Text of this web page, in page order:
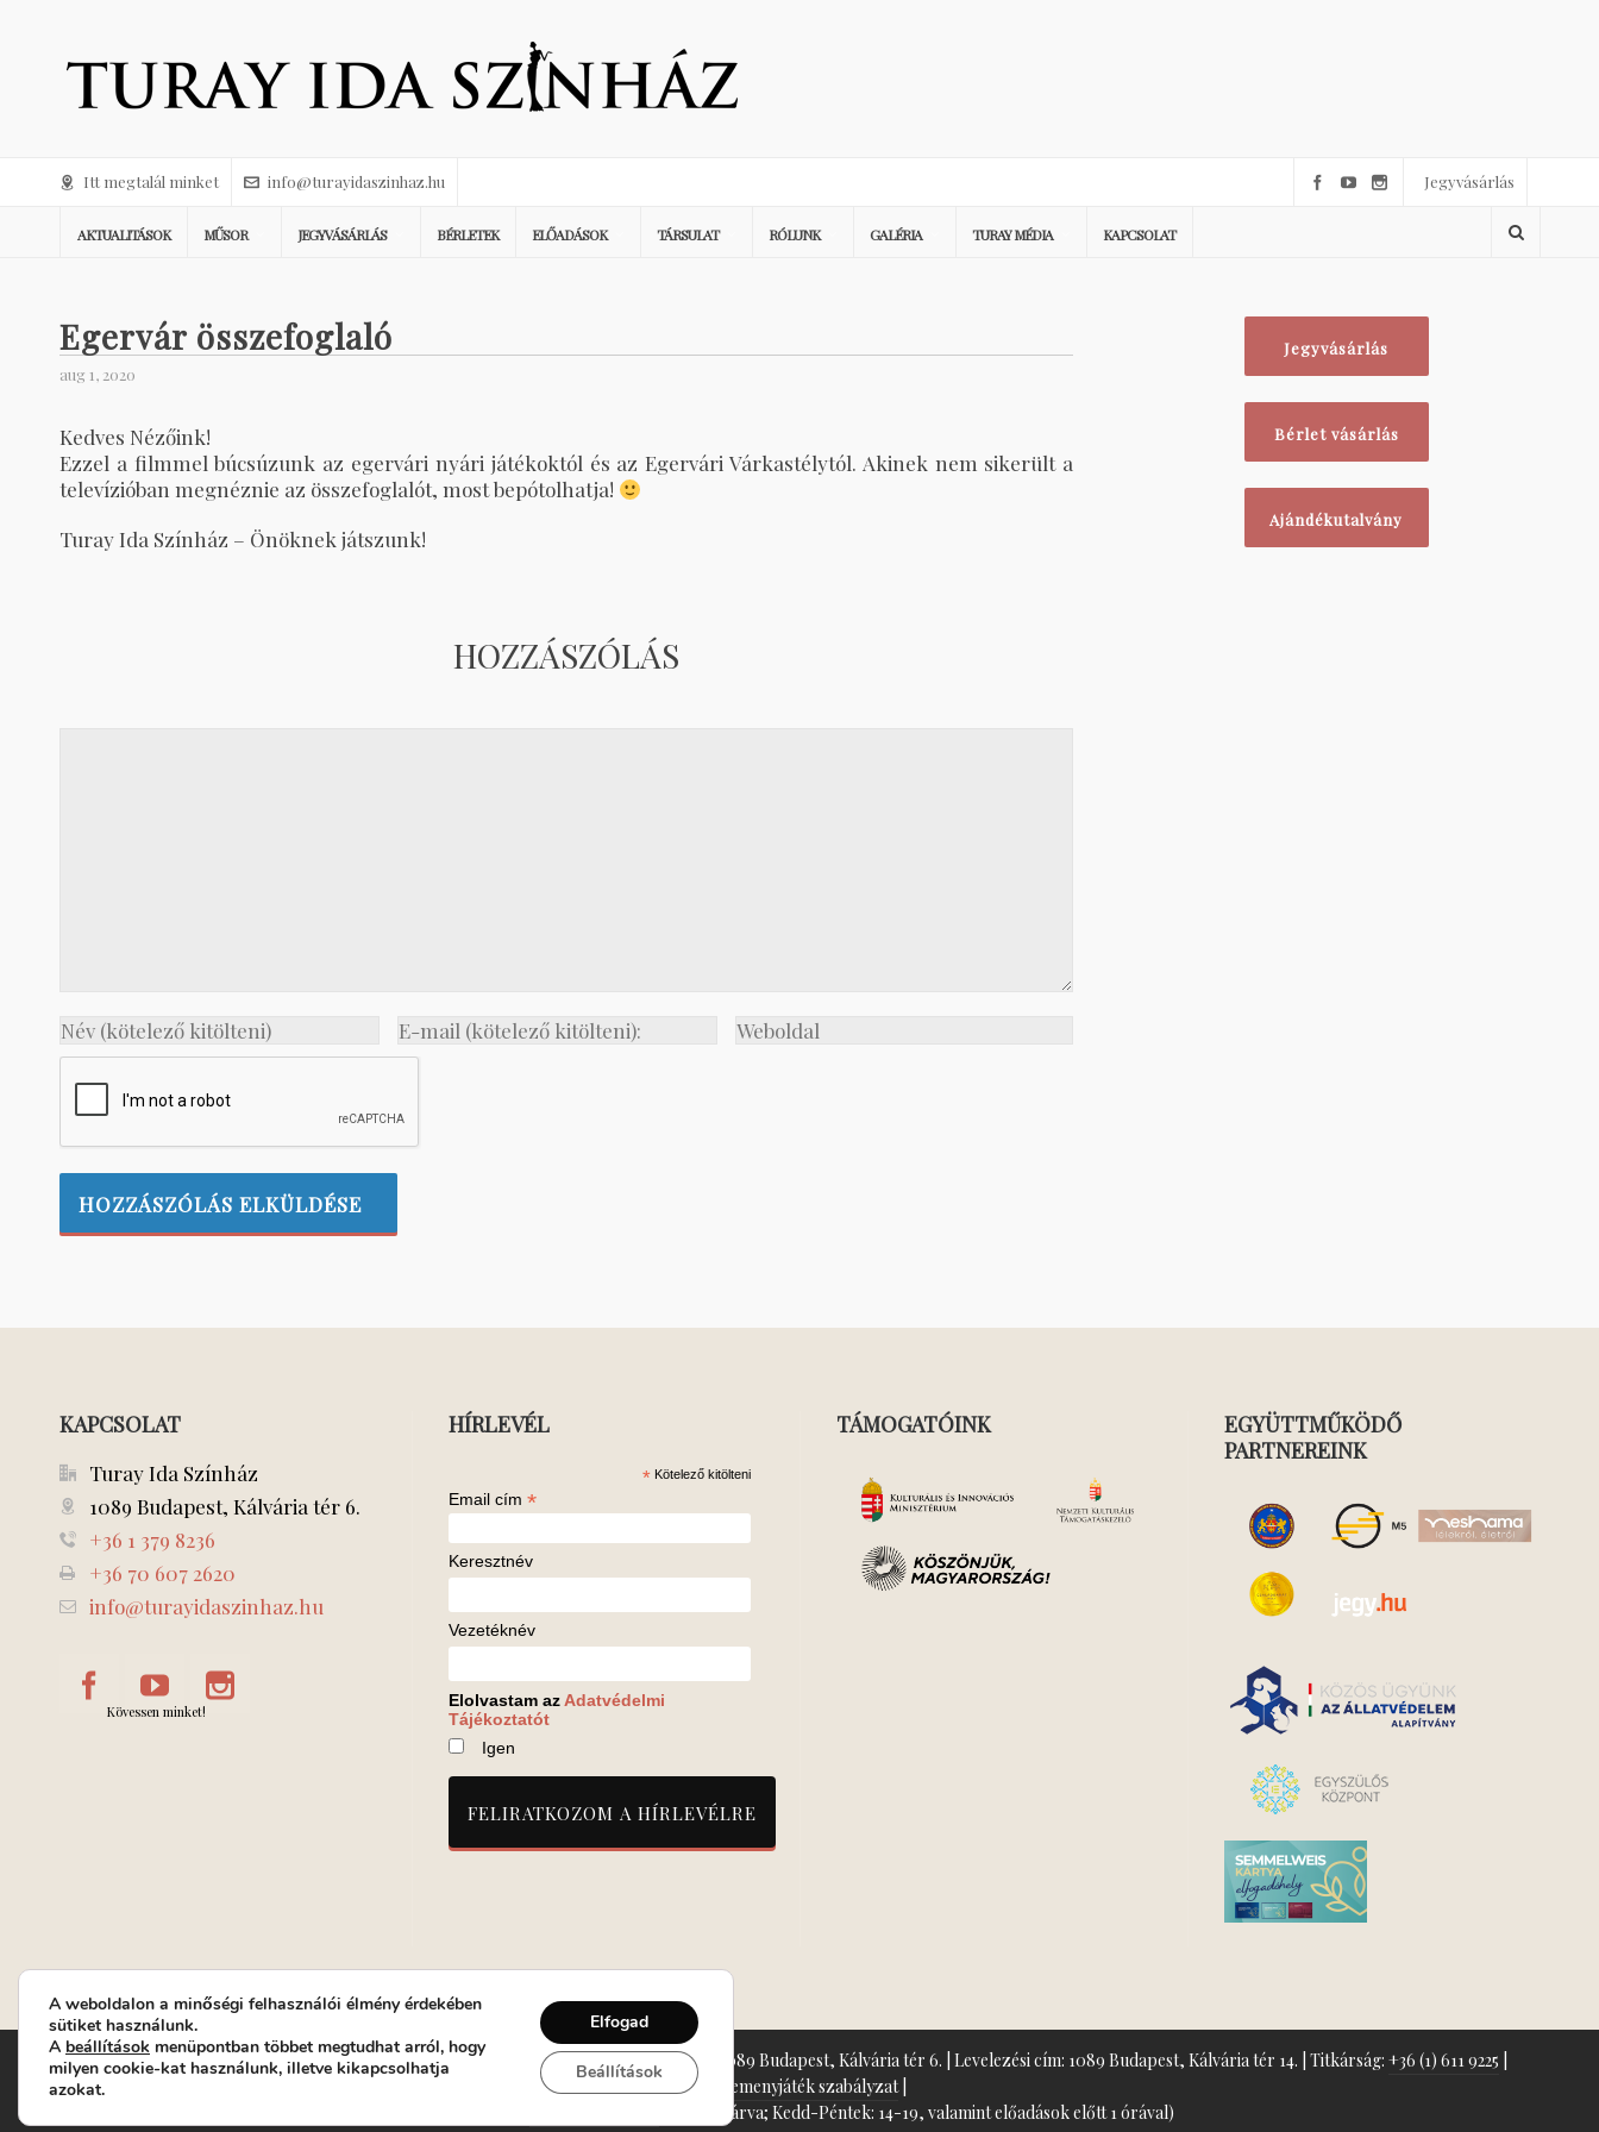
Itt megtalál minket info@turayidaszinhaz.hu Jegyvásárlás
AKTUALITÁSOK MŰSOR JEGYVÁSÁRLÁS BÉRLETEK ELŐADÁSOK TÁRSULAT RÓLUNK GALÉRIA TURAY MÉDIA KAPCSOLAT
Egervár összefoglaló
aug 1, 2020
Kedves Nézőink!
Ezzel a filmmel búcsúzunk az egervári nyári játékoktól és az Egervári Várkastélytól. Akinek nem sikerült a
televízióban megnéznie az összefoglalót, most bepótolhatja!
Turay Ida Színház – Önöknek játszunk!
HOZZÁSZÓLÁS
Jegyvásárlás
Bérlet vásárlás
Ajándékutalvány
KAPCSOLAT
Turay Ida Színház
1089 Budapest, Kálvária tér 6.
+36 1 379 8236
+36 70 607 2620
info@turayidaszinhaz.hu
Kövessen minket!
HÍRLEVÉL
* Kötelező kitölteni
Email cím *
Keresztnév
Vezetéknév
Elolvastam az Adatvédelmi
Tájékoztatót
Igen
TÁMOGATÓINK
EGYÜTTMŰKÖDŐ
PARTNEREINK
Turay Ida Színház Közhasznú Nonprofit Kft. | Működési helyszín: Turay Ida Színház 1089 Budapest, Kálvária tér 6. | Levelezési cím: 1089 Budapest, Kálvária tér 14. | Titkárság: +36 (1) 611 9225
Nyeremenyjáték szabályzat|
( Hétfő: zárva; Kedd-Péntek: 14-19, valamint előadások előtt 1 órával)
A weboldalon a minőségi felhasználói élmény érdekében
sütiket használunk.
A beállítások menüpontban többet megtudhat arról, hogy
milyen cookie-kat használunk, illetve kikapcsolhatja
azokat.
Elfogad
Beállítások